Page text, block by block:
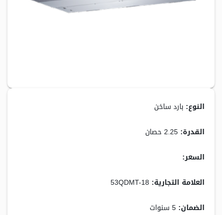
النوع: بارد ساخن
القدرة: 2.25 حصان
السعر:
العلامة التجارية: 53QDMT-18
الضمان: 5 سنوات